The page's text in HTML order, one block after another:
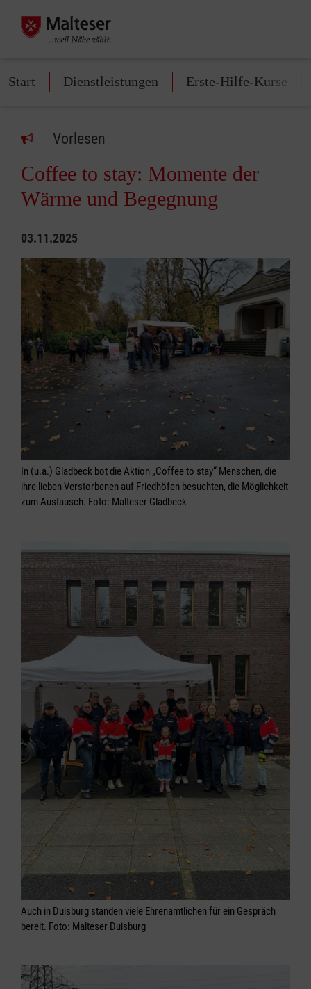
Start Dienstleistungen Erste-Hilfe-Kurse
Vorlesen
Coffee to stay: Momente der
Wärme und Begegnung
03.11.2025
In (u.a.) Gladbeck bot die Aktion „Coffee to stay“ Menschen, die
ihre lieben Verstorbenen auf Friedhöfen besuchten, die Möglichkeit
zum Austausch. Foto: Malteser Gladbeck
Auch in Duisburg standen viele Ehrenamtlichen für ein Gespräch
bereit. Foto: Malteser Duisburg